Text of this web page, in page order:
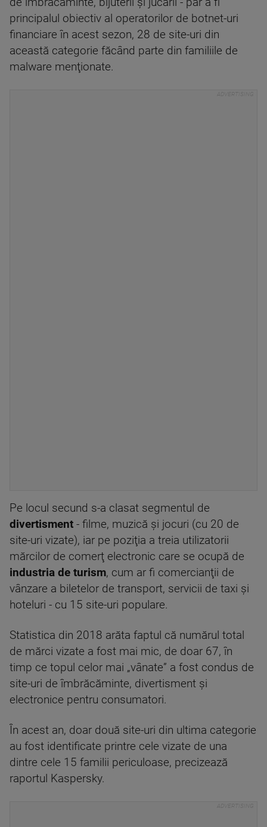
principalul obiectiv al operatorilor de botnet-uri
financiare în acest sezon, 28 de site-uri din
această categorie făcând parte din familiile de
malware menţionate.
Pe locul secund s-a clasat segmentul de
divertisment - filme, muzică şi jocuri (cu 20 de
site-uri vizate), iar pe poziţia a treia utilizatorii
mărcilor de comerţ electronic care se ocupă de
industria de turism, cum ar fi comercianţii de
vânzare a biletelor de transport, servicii de taxi şi
hoteluri - cu 15 site-uri populare.
Statistica din 2018 arăta faptul că numărul total
de mărci vizate a fost mai mic, de doar 67, în
timp ce topul celor mai „vânate” a fost condus de
site-uri de îmbrăcăminte, divertisment şi
electronice pentru consumatori.
În acest an, doar două site-uri din ultima categorie
au fost identificate printre cele vizate de una
dintre cele 15 familii periculoase, precizează
raportul Kaspersky.